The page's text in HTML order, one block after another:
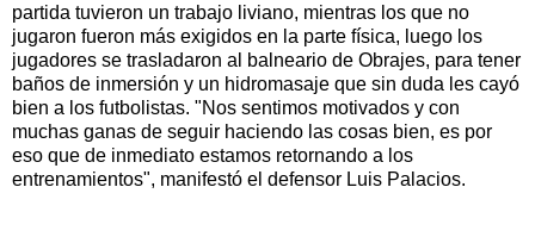
partida tuvieron un trabajo liviano, mientras los que no
jugaron fueron más exigidos en la parte física, luego los
jugadores se trasladaron al balneario de Obrajes, para tener
baños de inmersión y un hidromasaje que sin duda les cayó
bien a los futbolistas. "Nos sentimos motivados y con
muchas ganas de seguir haciendo las cosas bien, es por
eso que de inmediato estamos retornando a los
entrenamientos", manifestó el defensor Luis Palacios.